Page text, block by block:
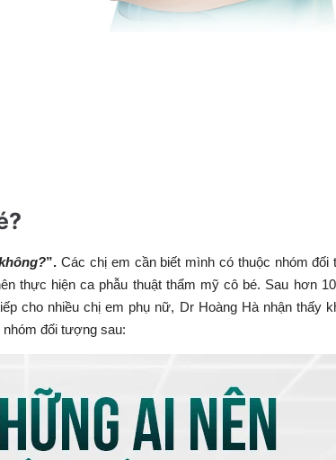
”.Các chị em cần biết mình có thuộc nhóm đối
thực hiện ca phẫu thuật thẩm mỹ cô bé. Sau hơn
cho nhiều chị em phụ nữ, Dr Hoàng Hà nhận thấy
nhóm đối tượng sau: